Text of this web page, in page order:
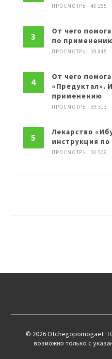
ПРОСМОТРЫ: 48 255
От чего
по
ПРОСМОТРЫ: 39 845
От чего
«Предуктал».
применению
ПРОСМОТРЫ: 39 313
Лекарство
инструкция
ПРОСМОТРЫ: 38 509
© 2026 Оtchegopomogaet ·
возможно только с